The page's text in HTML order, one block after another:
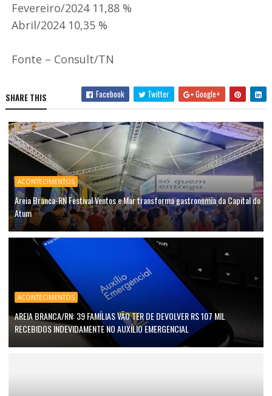
Fevereiro/2024 11,88 %
Abril/2024 10,35 %
Fonte – Consult/TN
SHARE THIS Facebook Twitter Google+
ACONTECIMENTOS
Areia Branca-RN Festival Ventos e Mar transforma gastronomia da Capital do
Atum
ACONTECIMENTOS
AREIA BRANCA/RN: 39 FAMÍLIAS VÃO TER DE DEVOLVER R$ 107 MIL
RECEBIDOS INDEVIDAMENTE NO AUXÍLIO EMERGENCIAL